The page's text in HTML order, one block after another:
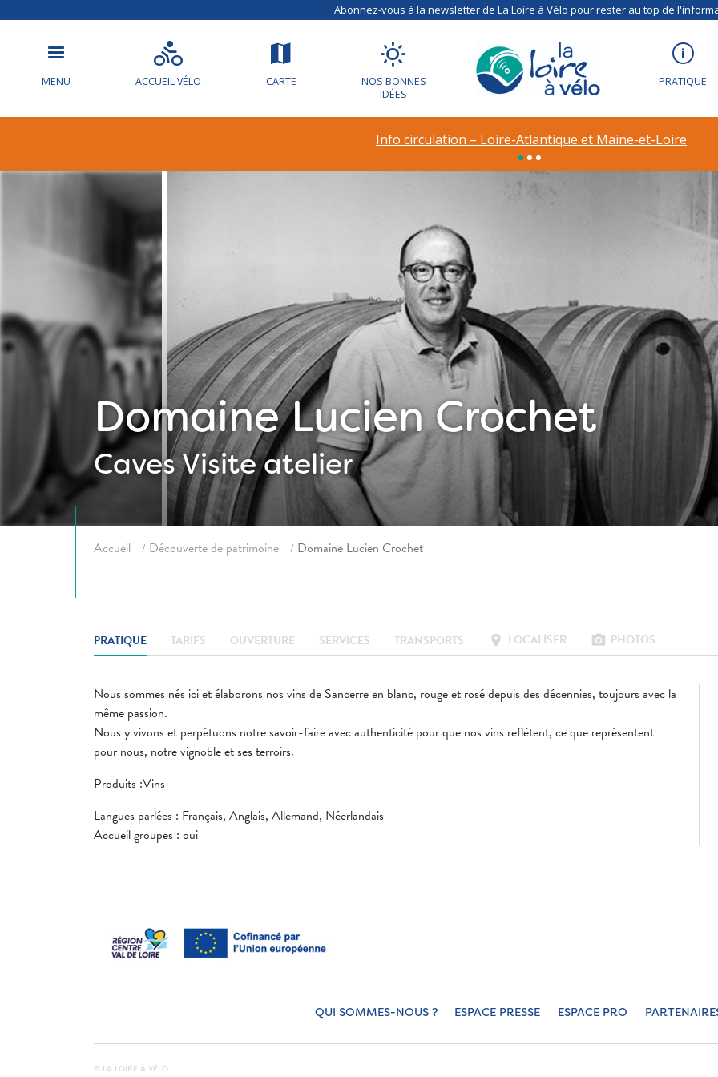
Abonnez-vous à la newsletter de La Loire à Vélo pour rester au top de
MENU ACCUEIL VÉLO CARTE
NOS BONNES
IDÉES
PRATIQUE
Info circulation – Loire-Atlantique et Maine-et-Loire
Domaine Lucien Crochet
CavesVisite atelier
Accueil Découverte de patrimoine Domaine Lucien Crochet
PRATIQUE TARIFS OUVERTURE SERVICES TRANSPORTS location_on LOCALISER photo_camera PHOTOS
Nous sommes nés ici et élaborons nos vins de Sancerre en blanc, rouge et rosé depuis des décennies, toujours avec la
même passion.
Nous y vivons et perpétuons notre savoir-faire avec authenticité pour que nos vins reflètent, ce que représentent
pour nous, notre vignoble et ses terroirs.
Produits :Vins
Langues parlées : Français, Anglais, Allemand, Néerlandais
Accueil groupes : oui
QUI SOMMES-NOUS ? ESPACE PRESSE ESPACE PRO
© LA LOIRE À VÉLO